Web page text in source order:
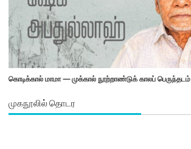
கொடிக்கால் மாமா — முக்கால் நூற்றாண்டுக் காலப் பெருந்தடம்
முகநூலில் தொடர